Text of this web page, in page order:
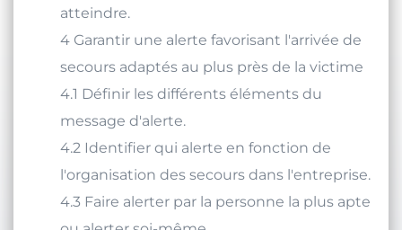
des signes décelés et du résultat à
atteindre.
4 Garantir une alerte favorisant l'arrivée de
secours adaptés au plus près de la victime
4.1 Définir les différents éléments du
message d'alerte.
4.2 Identifier qui alerte en fonction de
l'organisation des secours dans l'entreprise.
4.3 Faire alerter par la personne la plus apte